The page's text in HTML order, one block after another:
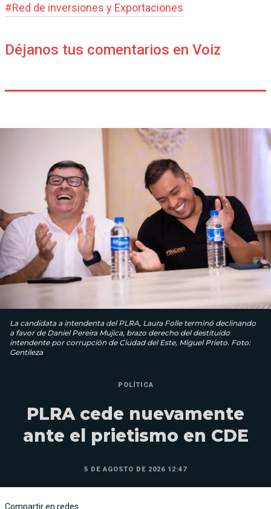
#Red de inversiones y Exportaciones
Déjanos tus comentarios en Voiz
La candidata a intendenta del PLRA, Laura Folle terminó declinando
a favor de Daniel Pereira Mujica, brazo derecho del destituido
intendente por corrupción de Ciudad del Este, Miguel Prieto. Foto:
Gentileza
POLÍTICA
PLRA cede nuevamente
ante el prietismo en CDE
5 DE AGOSTO DE 2026 12:47
Compartir en redes